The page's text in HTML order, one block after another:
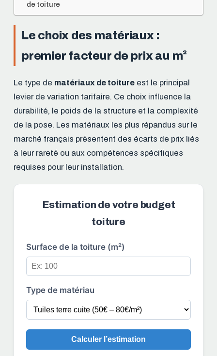
de toiture
Le choix des matériaux :
premier facteur de prix au m²
Le type de matériaux de toiture est le principal
levier de variation tarifaire. Ce choix influence la
durabilité, le poids de la structure et la complexité
de la pose. Les matériaux les plus répandus sur le
marché français présentent des écarts de prix liés
à leur rareté ou aux compétences spécifiques
requises pour leur installation.
Estimation de votre budget
toiture
Surface de la toiture (m²)
Type de matériau
Calculer l’estimation